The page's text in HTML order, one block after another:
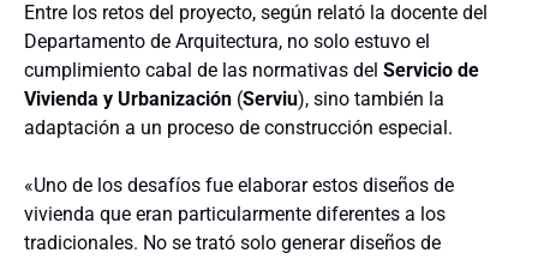
Entre los retos del proyecto, según relató la docente del
Departamento de Arquitectura, no solo estuvo el
cumplimiento cabal de las normativas del Servicio de
Vivienda y Urbanización (Serviu), sino también la
adaptación a un proceso de construcción especial.
«Uno de los desafíos fue elaborar estos diseños de
vivienda que eran particularmente diferentes a los
tradicionales. No se trató solo generar diseños de